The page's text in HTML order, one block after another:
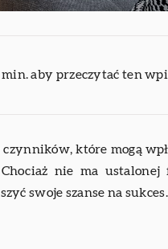
min. aby przeczytać ten
które mogą
nie ma ustalonej
swoje szanse na sukces.